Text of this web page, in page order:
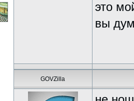
это
вы
GOVZilla